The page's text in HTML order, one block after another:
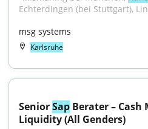
Echterdingen (bei Stuttgart),
msg systems
Karlsruhe
Senior Sap Berater – Cash
Liquidity (All Genders)